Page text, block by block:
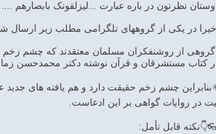
نظرتون در باره عبارت ...لیزلقونک بابصارهم
اخیرا در یکی از گروههای تلگرامی مطلب زیر ارسال
از روشنفکران مسلمان معتقدند که چشم زخم
کتاب مستشرقان و قرآن نوشته دکتر محمدحسن زمانی صفحه 164 تا
چشم زخم حقیقت دارد و هم یافته های
در روایات گواهی بر این ادعاست.
قابل تأمل: